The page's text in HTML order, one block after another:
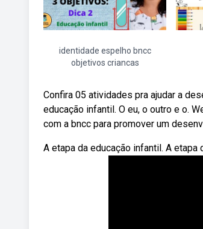
identidade espelho bncc
objetivos criancas
Confira 05 atividades pra ajudar a
educação infantil. O eu, o outro e o.
com a bncc para promover um
A etapa da educação infantil. A